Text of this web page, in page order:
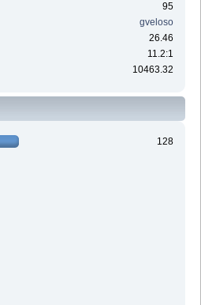
95
gveloso
26.46
11.2:1
10463.32
128